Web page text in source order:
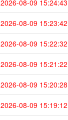
2026-08-09 15:24:43
2026-08-09 15:23:42
2026-08-09 15:22:32
2026-08-09 15:21:22
2026-08-09 15:20:28
2026-08-09 15:19:12